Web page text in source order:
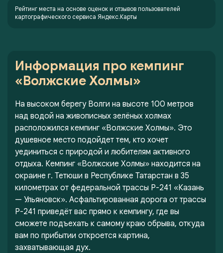
Рейтинг места на основе оценок и отзывов пользователей
картографического сервиса Яндекс.Карты
Информация про кемпинг
«Волжские Холмы»
На высоком берегу Волги на высоте 100 метров
над водой на живописных зелёных холмах
расположился кемпинг «Волжские Холмы». Это
душевное место подойдет тем, кто хочет
уединиться с природой и любителям активного
отдыха. Кемпинг «Волжские Холмы» находится на
окраине г. Тетюши в Республике Татарстан в 35
километрах от федеральной трассы Р-241 «Казань
— Ульяновск». Асфальтированная дорога от трассы
Р-241 приведёт вас прямо к кемпингу, где вы
сможете подъехать к самому краю обрыва, откуда
вам по прибытии откроется картина,
захватывающая дух.